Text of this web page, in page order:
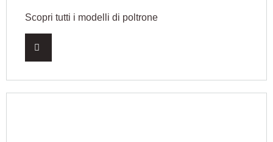
Scopri tutti i modelli di poltrone